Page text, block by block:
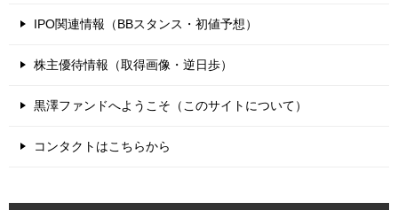
IPO関連情報（BBスタンス・初値予想）
株主優待情報（取得画像・逆日歩）
黒澤ファンドへようこそ（このサイトについて）
コンタクトはこちらから